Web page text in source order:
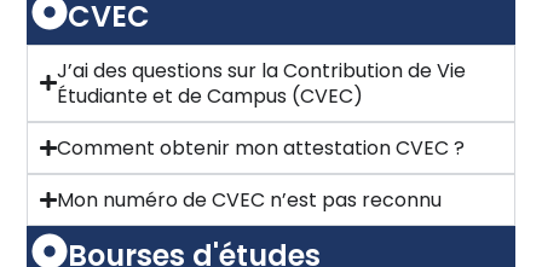
CVEC
J’ai des questions sur la Contribution de Vie
Étudiante et de Campus (CVEC)
Comment obtenir mon attestation CVEC ?
Mon numéro de CVEC n’est pas reconnu
Bourses d'études